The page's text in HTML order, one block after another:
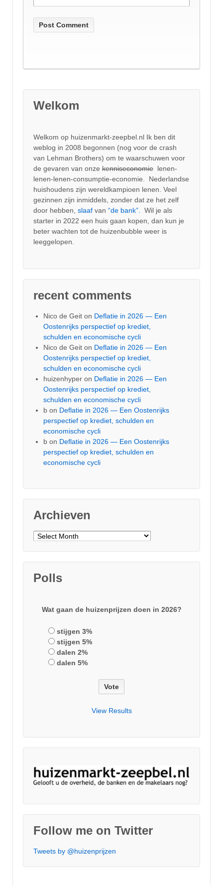
Welkom
Welkom op huizenmarkt-zeepbel.nl Ik ben dit
weblog in 2008 begonnen (nog voor de crash
van Lehman Brothers) om te waarschuwen voor
de gevaren van onze kenniseconomie lenen-
lenen-lenen-consumptie-economie. Nederlandse
huishoudens zijn wereldkampioen lenen. Veel
gezinnen zijn inmiddels, zonder dat ze het zelf
door hebben, slaaf van “de bank”. Wil je als
starter in 2022 een huis gaan kopen, dan kun je
beter wachten tot de huizenbubble weer is
leeggelopen.
recent comments
Nico de Geit on Deflatie in 2026 — Een
Oostenrijks perspectief op krediet,
schulden en economische cycli
Nico de Geit on Deflatie in 2026 — Een
Oostenrijks perspectief op krediet,
schulden en economische cycli
huizenhyper on Deflatie in 2026 — Een
Oostenrijks perspectief op krediet,
schulden en economische cycli
b on Deflatie in 2026 — Een Oostenrijks
perspectief op krediet, schulden en
economische cycli
b on Deflatie in 2026 — Een Oostenrijks
perspectief op krediet, schulden en
economische cycli
Archieven
Archieven
Polls
Wat gaan de huizenprijzen doen in 2026?
stijgen 3%
stijgen 5%
dalen 2%
dalen 5%
View Results
Follow me on Twitter
Tweets by @huizenprijzen